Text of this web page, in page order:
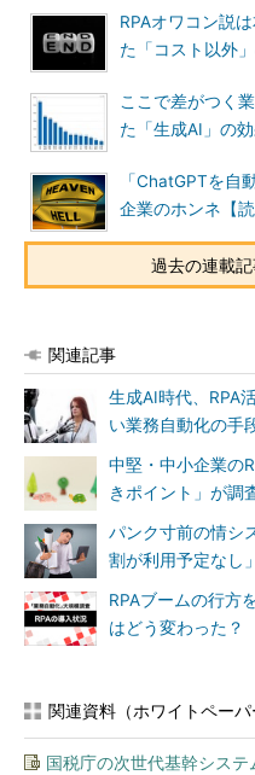
RPAオワコン説
た「コスト以外
ここで差がつく
た「生成AI」の
「ChatGPTを
企業のホンネ【読
過去の連載
関連記事
生成AI時代、RPA
い業務自動化の手
中堅・中小企業の
きポイント」が調
パンク寸前の情シ
割が利用予定な
RPAブームの行
はどう変わった？
関連資料（ホワイトペーパ
国税庁の次世代基幹シス